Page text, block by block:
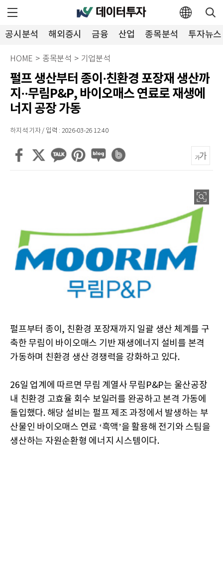
공시분석 해외증시 금융 산업 종목분석 투자뉴스
HOME > 종목분석 > 기업분석
펄프 생산부터 종이·친환경 포장재 생산까
지··무림P&P, 바이오매스 연료로 재생에
너지 공장 가동
하지석 기자 / 입력 : 2026-03-26 12:40
펄프부터 종이, 친환경 포장재까지 일괄 생산 체계를 구
축한 무림이 바이오매스 기반 재생에너지 설비를 본격
가동하며 친환경 생산 경쟁력을 강화하고 있다.
26일 업계에 따르면 무림 계열사 무림P&P는 울산공장
내 친환경 고효율 회수 보일러를 완공하고 본격 가동에
돌입했다. 해당 설비는 펄프 제조 과정에서 발생하는 부
산물인 바이오매스 연료 ‘흑액’을 활용해 전기와 스팀을
생산하는 자원순환형 에너지 시스템이다.